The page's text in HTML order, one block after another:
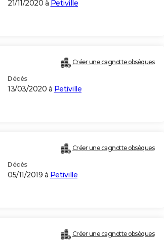
21/11/2020 à Petiville
Créer une cagnotte obsèques
Décès
13/03/2020 à Petiville
Créer une cagnotte obsèques
Décès
05/11/2019 à Petiville
Créer une cagnotte obsèques